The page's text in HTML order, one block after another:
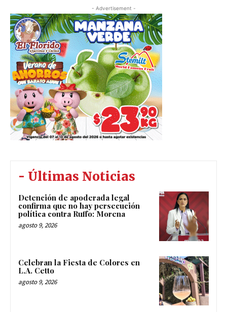
- Advertisement -
- Últimas Noticias
Detención de apoderada legal
confirma que no hay persecución
política contra Ruffo: Morena
agosto 9, 2026
Celebran la Fiesta de Colores en
L.A. Cetto
agosto 9, 2026